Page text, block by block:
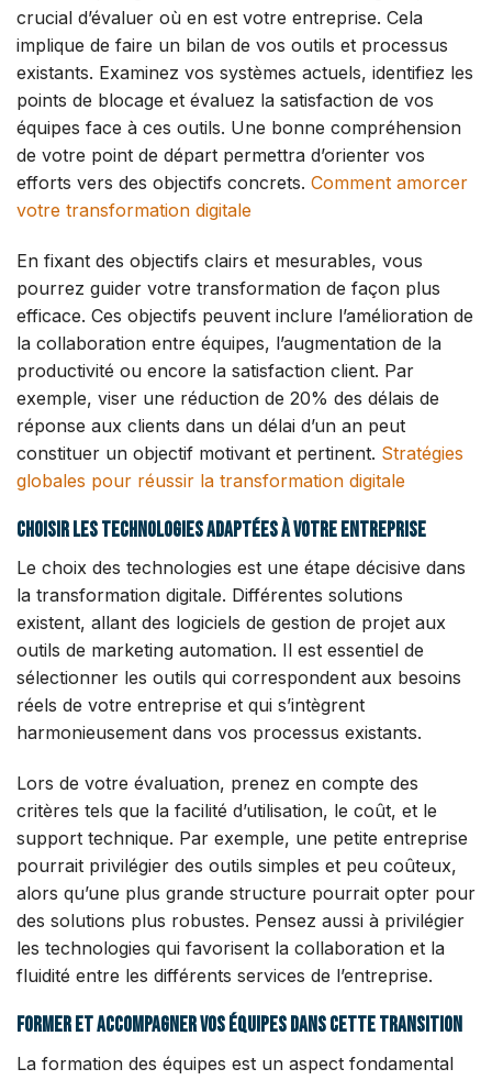
crucial d’évaluer où en est votre entreprise. Cela
implique de faire un bilan de vos outils et processus
existants. Examinez vos systèmes actuels, identifiez les
points de blocage et évaluez la satisfaction de vos
équipes face à ces outils. Une bonne compréhension
de votre point de départ permettra d’orienter vos
efforts vers des objectifs concrets. Comment amorcer
votre transformation digitale
En fixant des objectifs clairs et mesurables, vous
pourrez guider votre transformation de façon plus
efficace. Ces objectifs peuvent inclure l’amélioration de
la collaboration entre équipes, l’augmentation de la
productivité ou encore la satisfaction client. Par
exemple, viser une réduction de 20% des délais de
réponse aux clients dans un délai d’un an peut
constituer un objectif motivant et pertinent. Stratégies
globales pour réussir la transformation digitale
Choisir les technologies adaptées à votre entreprise
Le choix des technologies est une étape décisive dans
la transformation digitale. Différentes solutions
existent, allant des logiciels de gestion de projet aux
outils de marketing automation. Il est essentiel de
sélectionner les outils qui correspondent aux besoins
réels de votre entreprise et qui s’intègrent
harmonieusement dans vos processus existants.
Lors de votre évaluation, prenez en compte des
critères tels que la facilité d’utilisation, le coût, et le
support technique. Par exemple, une petite entreprise
pourrait privilégier des outils simples et peu coûteux,
alors qu’une plus grande structure pourrait opter pour
des solutions plus robustes. Pensez aussi à privilégier
les technologies qui favorisent la collaboration et la
fluidité entre les différents services de l’entreprise.
Former et accompagner vos équipes dans cette transition
La formation des équipes est un aspect fondamental